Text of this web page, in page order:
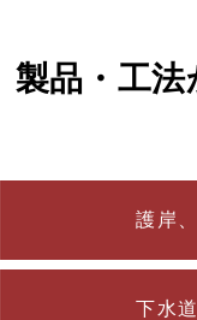
製品・工
護岸
下水